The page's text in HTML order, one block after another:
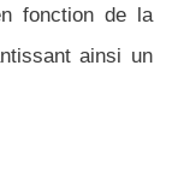
fonction de la
ainsi un